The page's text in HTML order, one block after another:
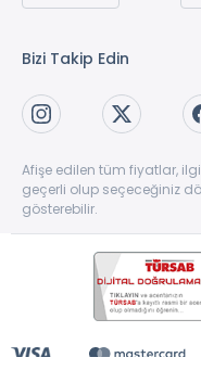
Bizi Takip Edin
Afişe edilen tüm fiyatlar,
geçerli olup seçeceğiniz
gösterebilir.